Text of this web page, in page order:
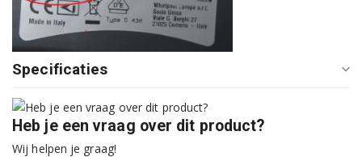
855464003006
855464003007
855464003008
855492761006
855492761009
Specificaties
Heb je een vraag over dit product?
Wij helpen je graag!